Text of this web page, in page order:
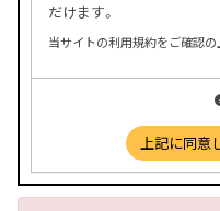
だけます。
当サイトの利用規約をご確認の
上記に同意